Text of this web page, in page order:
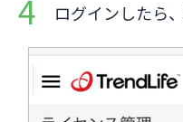
ログインしたら